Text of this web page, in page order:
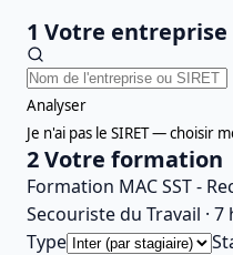
1 Votre entreprise
Analyser
Je n'ai pas le SIRET — choisir
2Votre formation
Formation MAC SST -
Secouriste du Travail · 7
Type